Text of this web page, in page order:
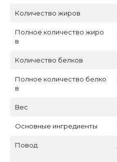
Количество жиров
Полное количество жиро
в
Количество белков
Полное количество белко
в
Вес
Основные ингредиенты
Повод